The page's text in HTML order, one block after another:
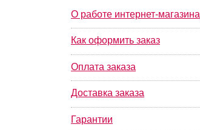
О работе интернет-магазина
Как оформить заказ
Оплата заказа
Доставка заказа
Гарантии